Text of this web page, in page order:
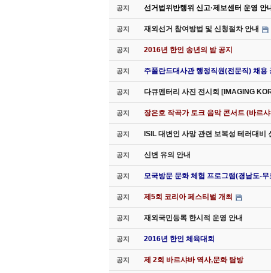
공지 선거법위반행위 신고·제보센터 운영 안
공지 재외선거 참여방법 및 신청절차 안내
공지 2016년 한인 송년의 밤 공지
공지 주폴란드대사관 행정직원(전문직) 채용
공지 다큐멘터리 사진 전시회 [IMAGING
공지 장은호 작곡가 토크 음악 콘서트 (바르
공지 ISIL 대변인 사망 관련 보복성 테러대비
공지 신변 유의 안내
공지 모국방문 문화 체험 프로그램(경남도-무
공지 제5회 코리아 페스티벌 개최
공지 재외국민등록 한시적 운영 안내
공지 2016년 한인 체육대회
공지 제 2회 바르샤바 역사,문화 탐방